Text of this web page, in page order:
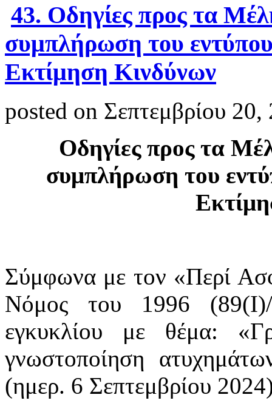
43. Οδηγίες προς τα
συμπλήρωση του
Εκτίμηση Κινδύνων
posted on Σεπτεμβρίου
Οδηγίες προς τα
συμπλήρωση του
Σύμφωνα με τον «Περί
Νόμoς τoυ 1996 (89(I)/
εγκυκλίου με θέμα:
γνωστοποίηση
(ημερ. 6 Σεπτεμβρίου